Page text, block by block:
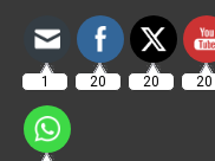
1 20 20 20